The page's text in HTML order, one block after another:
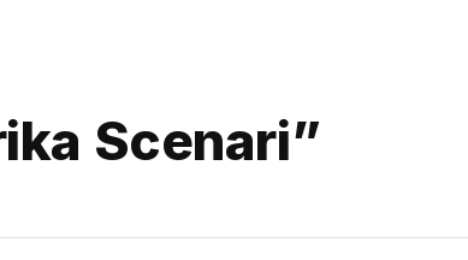
Scenari”